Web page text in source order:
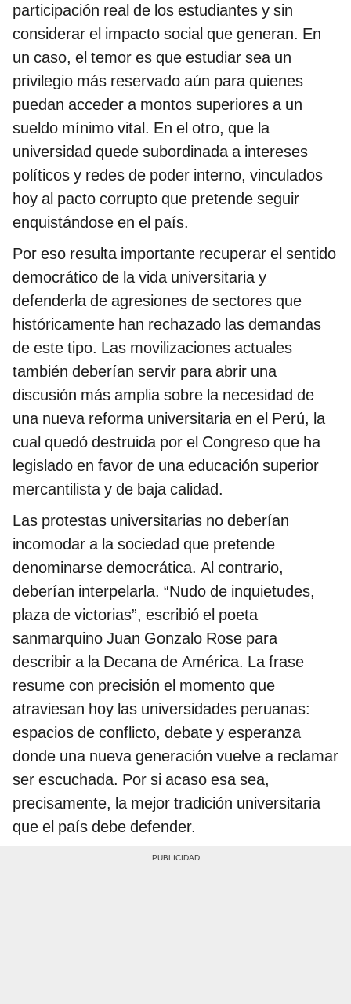
participación real de los estudiantes y sin
considerar el impacto social que generan. En
un caso, el temor es que estudiar sea un
privilegio más reservado aún para quienes
puedan acceder a montos superiores a un
sueldo mínimo vital. En el otro, que la
universidad quede subordinada a intereses
políticos y redes de poder interno, vinculados
hoy al pacto corrupto que pretende seguir
enquistándose en el país.
Por eso resulta importante recuperar el sentido
democrático de la vida universitaria y
defenderla de agresiones de sectores que
históricamente han rechazado las demandas
de este tipo. Las movilizaciones actuales
también deberían servir para abrir una
discusión más amplia sobre la necesidad de
una nueva reforma universitaria en el Perú, la
cual quedó destruida por el Congreso que ha
legislado en favor de una educación superior
mercantilista y de baja calidad.
Las protestas universitarias no deberían
incomodar a la sociedad que pretende
denominarse democrática. Al contrario,
deberían interpelarla. “Nudo de inquietudes,
plaza de victorias”, escribió el poeta
sanmarquino Juan Gonzalo Rose para
describir a la Decana de América. La frase
resume con precisión el momento que
atraviesan hoy las universidades peruanas:
espacios de conflicto, debate y esperanza
donde una nueva generación vuelve a reclamar
ser escuchada. Por si acaso esa sea,
precisamente, la mejor tradición universitaria
que el país debe defender.